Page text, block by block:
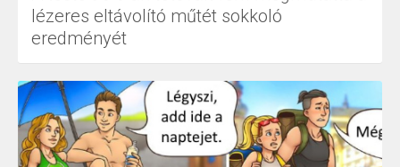
lézeres eltávolító műtét sokkoló
eredményét